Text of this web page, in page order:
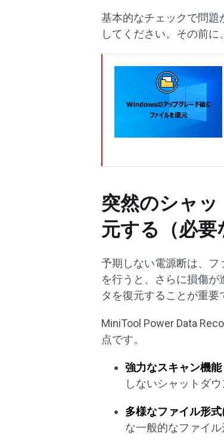
基本的なチェックで問
してください。その前に
突然のシャ
元する（必要
予期しない電源断は、
を行うと、さらに損傷
タを復元することが重要
MiniTool Power Data
点です。
強力なスキャン機能
しないシャットダ
多様なファイル形
な一般的なファイル